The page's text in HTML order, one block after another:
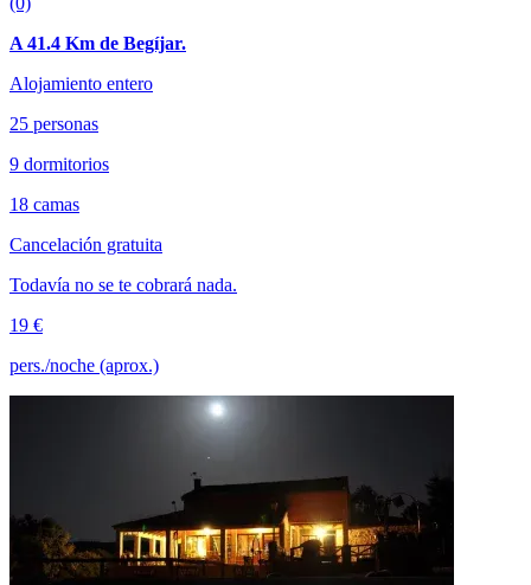
A 41.4 Km de Begíjar.
Alojamiento entero
25 personas
9 dormitorios
18 camas
Cancelación gratuita
Todavía no se te cobrará nada.
19 €
pers./noche (aprox.)